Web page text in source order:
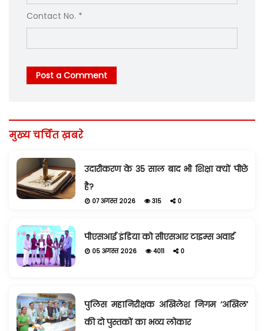
Contact No. *
Post a Comment
मुख्य चर्चित ख़बरे
उदारीकरण के 35 साल बाद भी शिक्षा क्यों पीछे
है?
07 अगस्त 2026 315 0
पीएसआई इंडिया को सीएसआर टाइम्स अवार्ड
05 अगस्त 2026 4011 0
पुलिस महानिरीक्षक अखिलेश निगम ‘अखिल’
की दो पुस्तकों का भव्य लोकार